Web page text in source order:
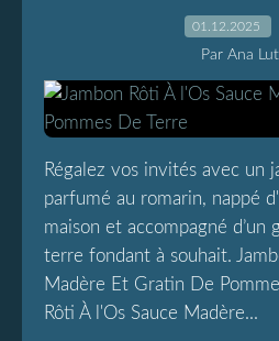
01.12.2025
Par Ana
Régalez vos invités avec un
parfumé au romarin, nappé
maison et accompagné d’un
terre fondant à souhait.
Madère Et Gratin De
Rôti À l'Os Sauce Madère...